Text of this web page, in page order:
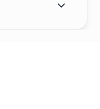
tervezett Nagy